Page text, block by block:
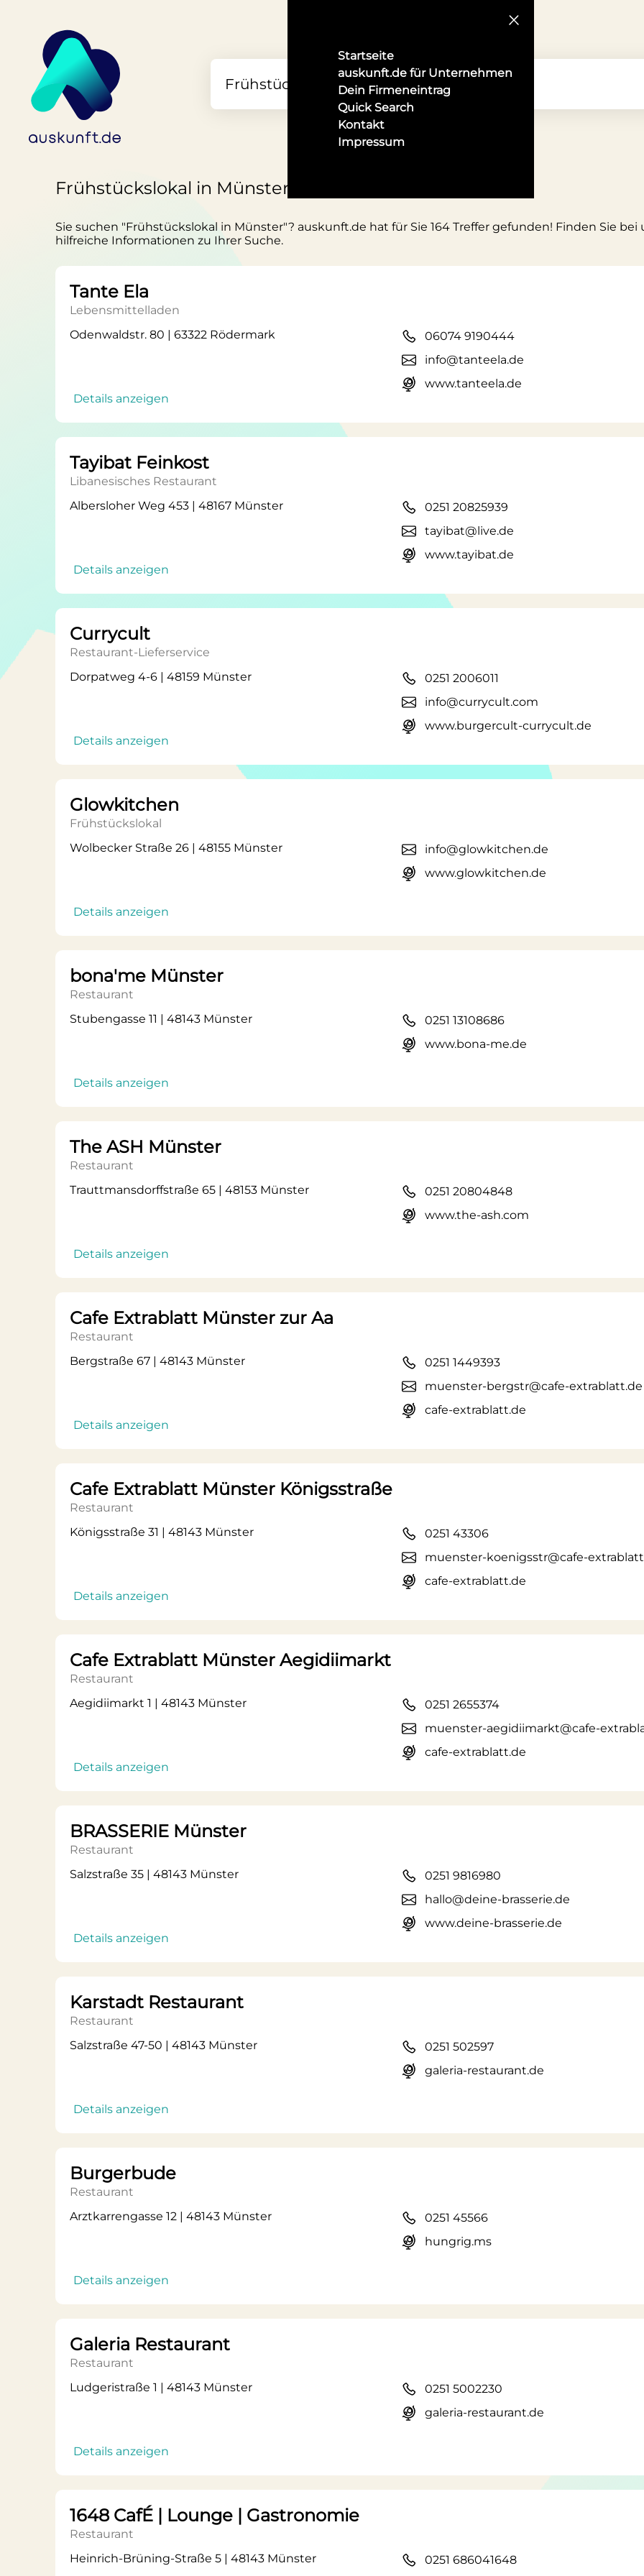
Startseite
auskunft.de für Unternehmen
Dein Firmeneintrag
Quick Search
Kontakt
Impressum
Frühstückslokal in Münster
Sie suchen "Frühstückslokal in Münster"? auskunft.de hat für Sie 164 Treffer gefunden! Finden Sie
hilfreiche Informationen zu Ihrer Suche.
Tante Ela
Lebensmittelladen
Odenwaldstr. 80 | 63322 Rödermark
Details anzeigen
06074 9190444
info@tanteela.de
www.tanteela.de
Tayibat Feinkost
Libanesisches Restaurant
Albersloher Weg 453 | 48167 Münster
Details anzeigen
0251 20825939
tayibat@live.de
www.tayibat.de
Currycult
Restaurant-Lieferservice
Dorpatweg 4-6 | 48159 Münster
Details anzeigen
0251 2006011
info@currycult.com
www.burgercult-currycult.de
Glowkitchen
Frühstückslokal
Wolbecker Straße 26 | 48155 Münster
Details anzeigen
info@glowkitchen.de
www.glowkitchen.de
bona'me Münster
Restaurant
Stubengasse 11 | 48143 Münster
Details anzeigen
0251 13108686
www.bona-me.de
The ASH Münster
Restaurant
Trauttmansdorffstraße 65 | 48153 Münster
Details anzeigen
0251 20804848
www.the-ash.com
Cafe Extrablatt Münster zur Aa
Restaurant
Bergstraße 67 | 48143 Münster
Details anzeigen
0251 1449393
muenster-bergstr@cafe-extrablatt.de
cafe-extrablatt.de
Cafe Extrablatt Münster Königsstraße
Restaurant
Königsstraße 31 | 48143 Münster
Details anzeigen
0251 43306
muenster-koenigsstr@cafe-
cafe-extrablatt.de
Cafe Extrablatt Münster Aegidiimarkt
Restaurant
Aegidiimarkt 1 | 48143 Münster
Details anzeigen
0251 2655374
muenster-aegidiimarkt@cafe-
cafe-extrablatt.de
BRASSERIE Münster
Restaurant
Salzstraße 35 | 48143 Münster
Details anzeigen
0251 9816980
hallo@deine-brasserie.de
www.deine-brasserie.de
Karstadt Restaurant
Restaurant
Salzstraße 47-50 | 48143 Münster
Details anzeigen
0251 502597
galeria-restaurant.de
Burgerbude
Restaurant
Arztkarrengasse 12 | 48143 Münster
Details anzeigen
0251 45566
hungrig.ms
Galeria Restaurant
Restaurant
Ludgeristraße 1 | 48143 Münster
Details anzeigen
0251 5002230
galeria-restaurant.de
1648 CafÉ | Lounge | Gastronomie
Restaurant
Heinrich-Brüning-Straße 5 | 48143 Münster
0251 686041648